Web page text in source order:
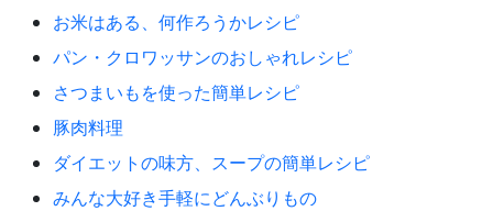
お米はある、何作ろうかレシピ
パン・クロワッサンのおしゃれレシピ
さつまいもを使った簡単レシピ
豚肉料理
ダイエットの味方、スープの簡単レシピ
みんな大好き手軽にどんぶりもの